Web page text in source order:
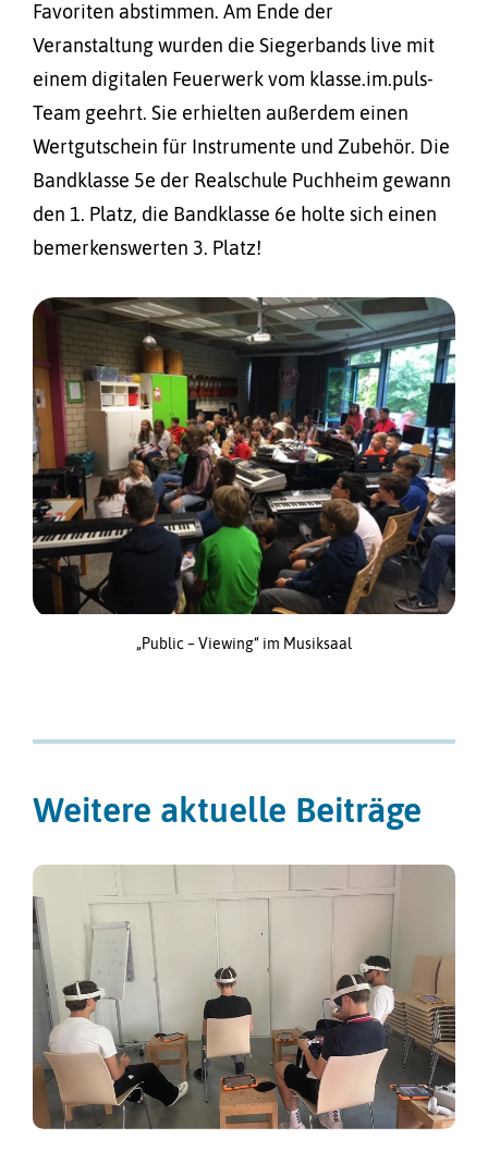
Favoriten abstimmen. Am Ende der
Veranstaltung wurden die Siegerbands live mit
einem digitalen Feuerwerk vom klasse.im.puls-
Team geehrt. Sie erhielten außerdem einen
Wertgutschein für Instrumente und Zubehör. Die
Bandklasse 5e der Realschule Puchheim gewann
den 1. Platz, die Bandklasse 6e holte sich einen
bemerkenswerten 3. Platz!
„Public – Viewing“ im Musiksaal
Weitere aktuelle Beiträge